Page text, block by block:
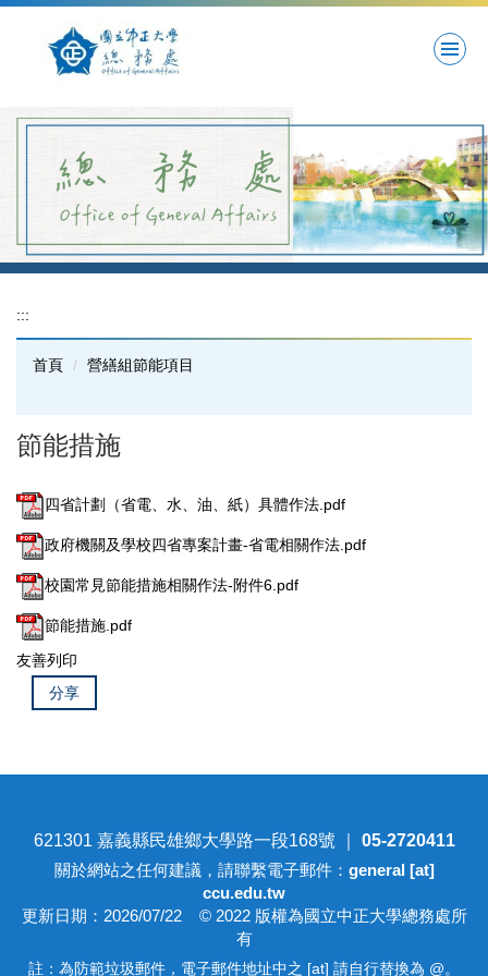
:::
首頁 營繕組節能項目
節能措施
四省計劃（省電、水、油、紙）具體作法.pdf
政府機關及學校四省專案計畫-省電相關作法.pdf
校園常見節能措施相關作法-附件6.pdf
節能措施.pdf
友善列印
分享
621301 嘉義縣民雄鄉大學路一段168號 ｜ 05-2720411
關於網站之任何建議，請聯繫電子郵件： general [at]
ccu.edu.tw
更新日期：2026/07/22 © 2022 版權為國立中正大學總務處所
有
註：為防範垃圾郵件，電子郵件地址中之 [at] 請自行替換為 @。